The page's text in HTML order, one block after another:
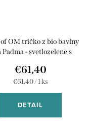
OM tričko z bio bavlny
Padma - svetlozelene s
€61,40
Jednotková
€61,40 / 1 ks
DETAIL